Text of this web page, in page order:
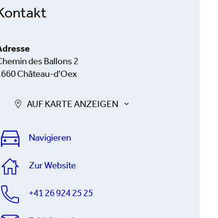
des Ballons 2
Château-d'Oex
AUF KARTE ANZEIGEN
Navigieren
Zur Website
+41 26 924 25 25